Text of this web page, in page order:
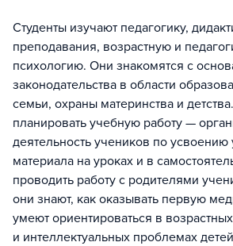
Студенты изучают педагогику,
преподавания, возрастную и
психологию. Они знакомятся с
законодательства в области
семьи, охраны материнства и
планировать учебную работу —
деятельность учеников по усвоению
материала на уроках и в
проводить работу с родителями
они знают, как оказывать первую
умеют ориентироваться в
и интеллектуальных проблемах